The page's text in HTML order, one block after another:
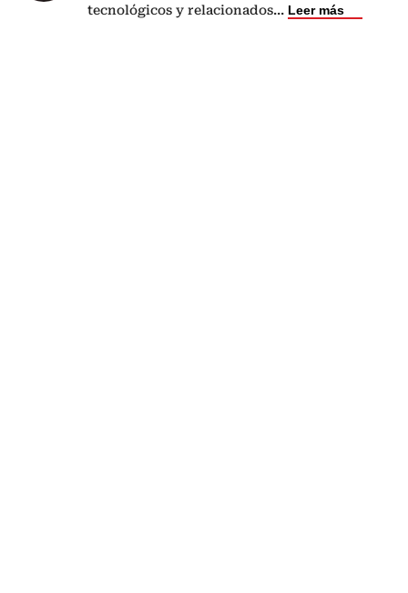
tecnológicos y relacionados... Leer más